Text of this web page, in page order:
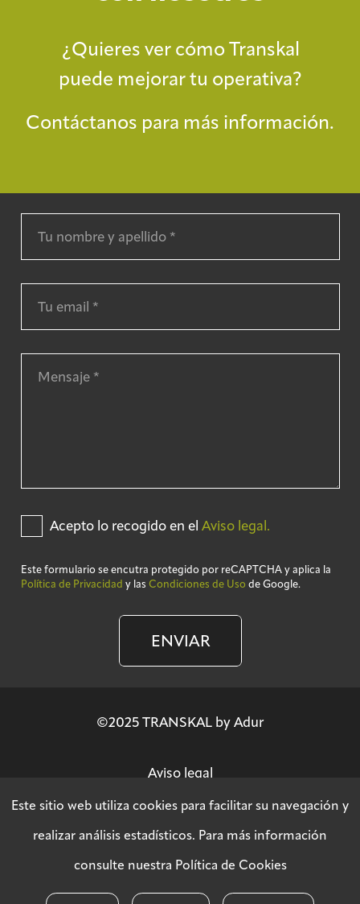
¿Quieres ver cómo Transkal
puede mejorar tu operativa?
Contáctanos para más información.
Acepto lo recogido en el Aviso legal.
Este formulario se encutra protegido por reCAPTCHA y aplica la
Política de Privacidad y las Condiciones de Uso de Google.
ENVIAR
©2025 TRANSKAL by Adur
Aviso legal
Política SGSI
Este sitio web utiliza cookies para facilitar su navegación y
realizar análisis estadísticos. Para más información
consulte nuestra Política de Cookies